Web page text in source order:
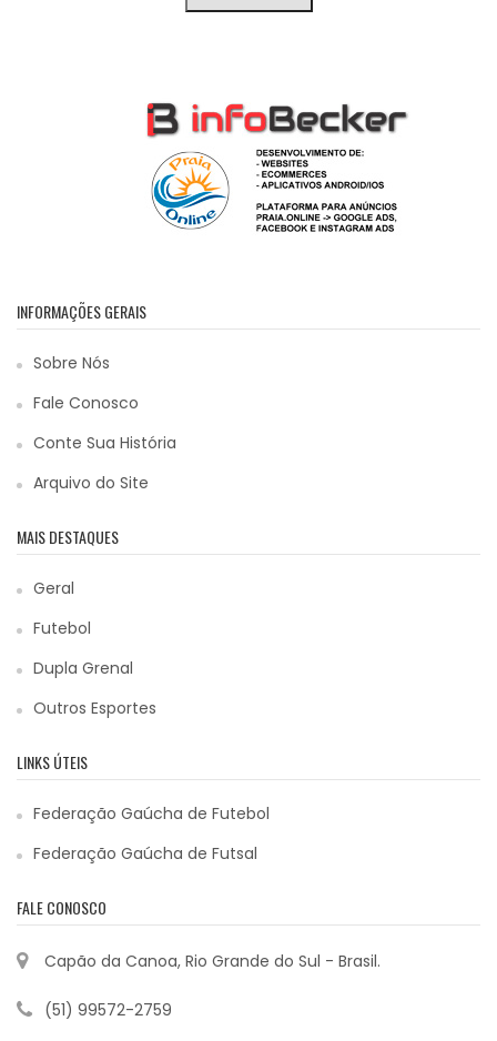
INFORMAÇÕES GERAIS
Sobre Nós
Fale Conosco
Conte Sua História
Arquivo do Site
MAIS DESTAQUES
Geral
Futebol
Dupla Grenal
Outros Esportes
LINKS ÚTEIS
Federação Gaúcha de Futebol
Federação Gaúcha de Futsal
FALE CONOSCO
Capão da Canoa, Rio Grande do Sul - Brasil.
(51) 99572-2759